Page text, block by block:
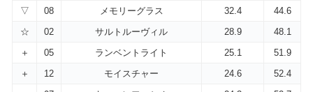
▽
08 メモリーグラス 32.4
44.6
☆
02 サルトルーヴィル 28.9
48.1
＋
05 ランベントライト 25.1
51.9
＋
12 モイスチャー 24.6
52.4